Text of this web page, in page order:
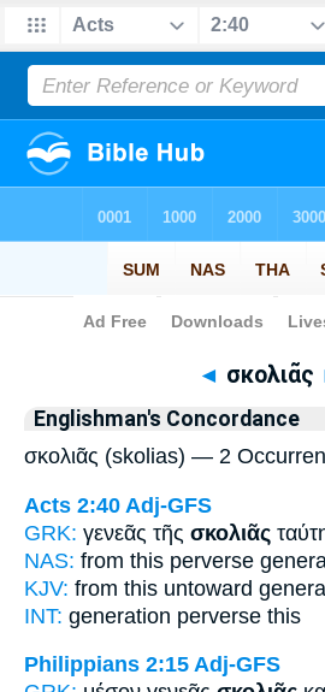
Bible>Strong's > Greek
◄ σκολιᾶς
Englishman's Concordance
σκολιᾶς (skolias) — 2
Acts 2:40 Adj-GFS
GRK: γενεᾶς τῆς σκολιᾶς
NAS: from this perverse
KJV: from this untoward
INT: generation perverse this
Philippians 2:15 Adj-GFS